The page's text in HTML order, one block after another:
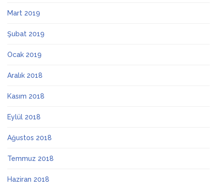
Mart 2019
Şubat 2019
Ocak 2019
Aralık 2018
Kasım 2018
Eylül 2018
Ağustos 2018
Temmuz 2018
Haziran 2018